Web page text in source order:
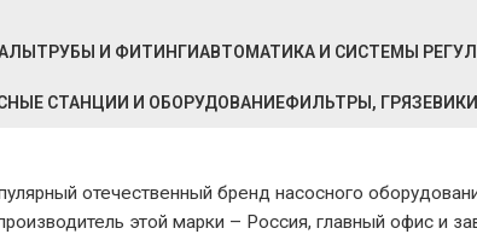
ТРУБЫ И ФИТИНГИАВТОМАТИКА И СИСТЕМЫ
СТАНЦИИ И ОБОРУДОВАНИЕФИЛЬТРЫ,
отечественный бренд насосного
этой марки – Россия, главный офис и